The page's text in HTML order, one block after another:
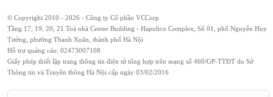
© Copyright 2010 - 2026 - Công ty Cổ phần VCCorp
Tầng 17, 19, 20, 21 Toà nhà Center Building - Hapulico Complex, Số 01, phố Nguyễn Huy
Tưởng, phường Thanh Xuân, thành phố Hà Nội
Hỗ trợ quảng cáo: 02473007108
Giấy phép thiết lập trang thông tin điện tử tổng hợp trên mạng số 460/GP-TTĐT do Sở
Thông tin và Truyền thông Hà Nội cấp ngày 03/02/2016